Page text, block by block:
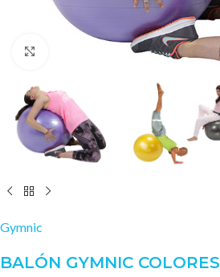
Clic para ampliar
Gymnic
BALÓN GYMNIC COLORES